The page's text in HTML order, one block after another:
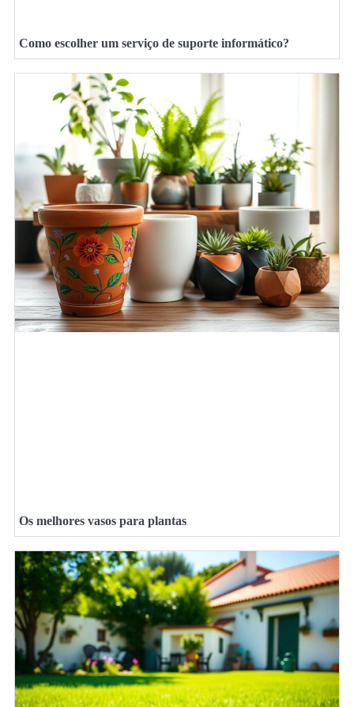
Como escolher um serviço de suporte informático?
Os melhores vasos para plantas